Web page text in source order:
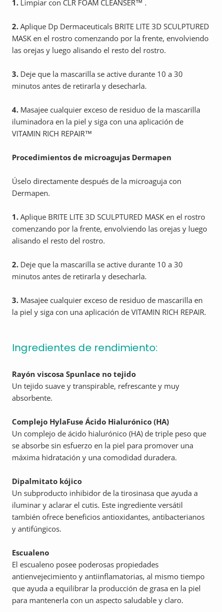
1. Limpiar con CLR FOAM CLEANSER™ .
2. Aplique Dp Dermaceuticals BRITE LITE 3D SCULPTURED
MASK en el rostro comenzando por la frente, envolviendo
las orejas y luego alisando el resto del rostro.
3. Deje que la mascarilla se active durante 10 a 30
minutos antes de retirarla y desecharla.
4. Masajee cualquier exceso de residuo de la mascarilla
iluminadora en la piel y siga con una aplicación de
VITAMIN RICH REPAIR™
Procedimientos de microagujas Dermapen
Úselo directamente después de la microaguja con
Dermapen.
1. Aplique BRITE LITE 3D SCULPTURED MASK en el rostro
comenzando por la frente, envolviendo las orejas y luego
alisando el resto del rostro.
2. Deje que la mascarilla se active durante 10 a 30
minutos antes de retirarla y desecharla.
3. Masajee cualquier exceso de residuo de mascarilla en
la piel y siga con una aplicación de VITAMIN RICH REPAIR.
Ingredientes de rendimiento:
Rayón viscosa Spunlace no tejido
Un tejido suave y transpirable, refrescante y muy
absorbente.
Complejo HylaFuse Ácido Hialurónico (HA)
Un complejo de ácido hialurónico (HA) de triple peso que
se absorbe sin esfuerzo en la piel para promover una
máxima hidratación y una comodidad duradera.
Dipalmitato kójico
Un subproducto inhibidor de la tirosinasa que ayuda a
iluminar y aclarar el cutis. Este ingrediente versátil
también ofrece beneficios antioxidantes, antibacterianos
y antifúngicos.
Escualeno
El escualeno posee poderosas propiedades
antienvejecimiento y antiinflamatorias, al mismo tiempo
que ayuda a equilibrar la producción de grasa en la piel
para mantenerla con un aspecto saludable y claro.